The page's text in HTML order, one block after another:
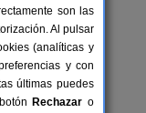
4+1 pers.
desde18 €
son las
Al pulsar
(analíticas y
y con
últimas puedes
Rechazar o